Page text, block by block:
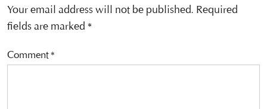
Your email address will not be published. Required
fields are marked *
Comment*